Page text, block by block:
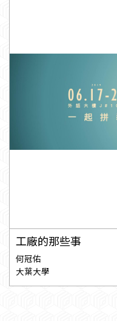
工廠的那些事
何冠佑
大葉大學